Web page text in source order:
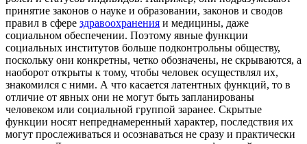
принятие законов о науке и образовании, законов и сводов
правил в сфере здравоохранения и медицины, даже
социальном обеспечении. Поэтому явные функции
социальных институтов больше подконтрольны обществу,
поскольку они конкретны, четко обозначены, не скрываются, а
наоборот открыты к тому, чтобы человек осуществлял их,
знакомился с ними. А что касается латентных функций, то в
отличие от явных они не могут быть запланированы
человеком или социальной группой заранее. Скрытые
функции носят непреднамеренный характер, последствия их
могут прослеживаться и осознаваться не сразу и практически